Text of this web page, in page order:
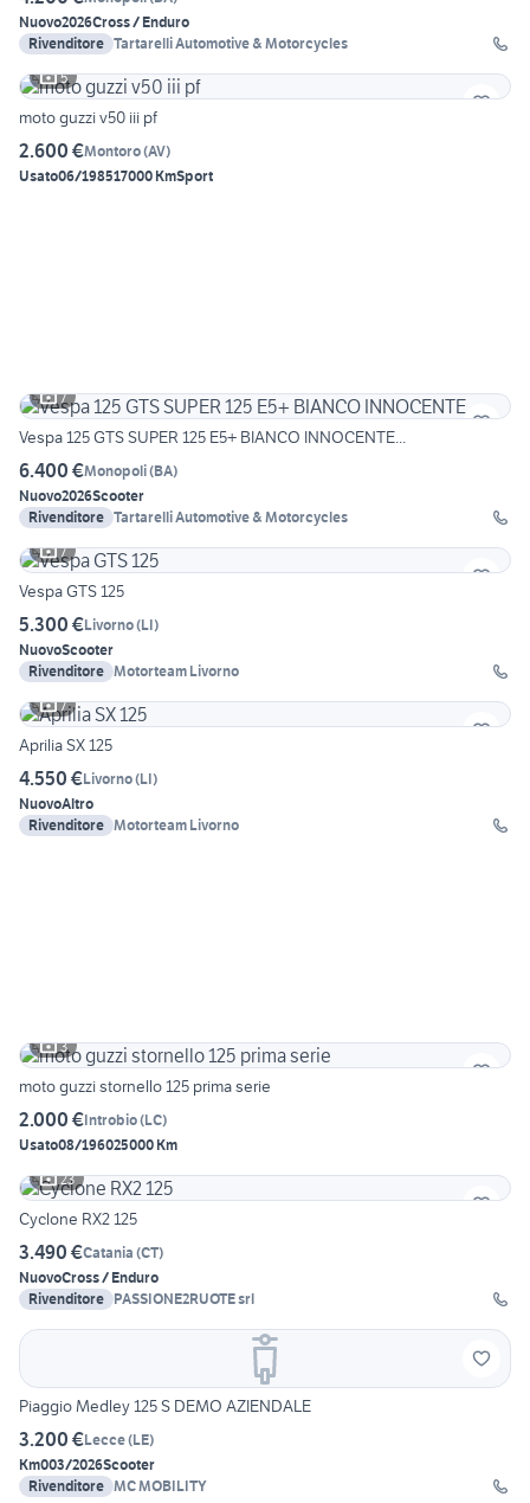
Nuovo2026Cross / Enduro
Rivenditore Tartarelli Automotive & Motorcycles
5
moto guzzi v50 iii pf
2.600 €Montoro(AV)
Usato06/198517000 KmSport
7
Vespa 125 GTS SUPER 125 E5+ BIANCO INNOCENTE...
6.400 €Monopoli(BA)
Nuovo2026Scooter
Rivenditore Tartarelli Automotive & Motorcycles
7
Vespa GTS 125
5.300 €Livorno(LI)
NuovoScooter
Rivenditore Motorteam Livorno
7
Aprilia SX 125
4.550 €Livorno(LI)
NuovoAltro
Rivenditore Motorteam Livorno
3
moto guzzi stornello 125 prima serie
2.000 €Introbio(LC)
Usato08/196025000 Km
23
Cyclone RX2 125
3.490 €Catania (CT)
NuovoCross / Enduro
Rivenditore PASSIONE2RUOTE srl
Piaggio Medley 125 S DEMO AZIENDALE
3.200 €Lecce(LE)
Km003/2026Scooter
Rivenditore MC MOBILITY